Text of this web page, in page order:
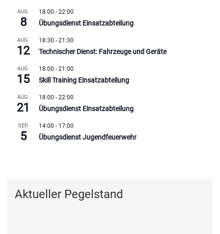
AUG.
8
18:00 - 22:00
Übungsdienst Einsatzabteilung
AUG.
12
18:30 - 21:30
Technischer Dienst: Fahrzeuge und Geräte
AUG.
15
18:00 - 21:00
Skill Training Einsatzabteilung
AUG.
21
18:00 - 22:00
Übungsdienst Einsatzabteilung
SEP.
5
14:00 - 17:00
Übungsdienst Jugendfeuerwehr
Aktueller Pegelstand